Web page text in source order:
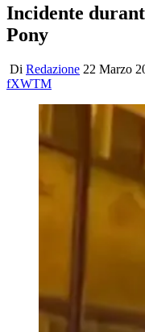
Incidente
Pony
Di Redazione 22 Marzo
fXWTM